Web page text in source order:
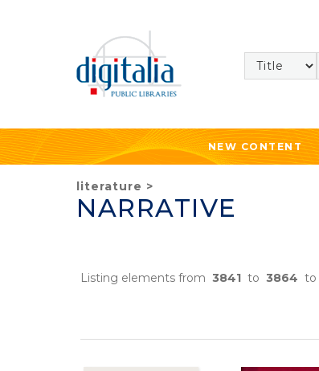
NEW CONTENT
literature >
NARRATIVE
Listing elements from 3841 to 3864 to